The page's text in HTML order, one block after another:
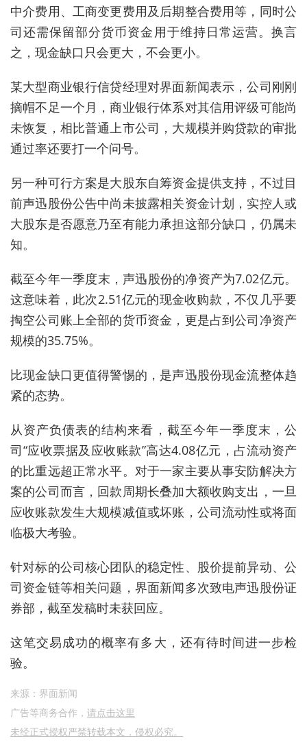
中介费用、工商变更费用及后期整合费用等，同时公
司还需保留部分货币资金用于维持日常运营。换言
之，现金缺口只会更大，不会更小。
某大型商业银行信贷经理对界面新闻表示，公司刚刚
摘帽不足一个月，商业银行体系对其信用评级可能尚
未恢复，相比普通上市公司， 大规模并购贷款的审批
通过率还要打一个问号。
另一种可行方案是大股东自筹资金提供支持，不过目
前声迅股份公告中尚未披露相关资金计划，实控人或
大股东是否愿意乃至有能力承担这部分缺口，仍属未
知。
截至今年一季度末，声迅股份的净资产为7.02亿元。
这意味着，此次2.51亿元的现金收购款，不仅几乎要
掏空公司账上全部的货币资金，更是占到公司净资产
规模的35.75%。
比现金缺口更值得警惕的，是声迅股份现金流整体趋
紧的态势。
从资产负债表的结构来看，截至今年一季度末，公
司“应收票据及应收账款”高达4.08亿元，占流动资产
的比重远超正常水平。对于一家主要从事安防解决方
案的公司而言，回款周期长叠加大额收购支出，一旦
应收账款发生大规模减值或坏账，公司流动性或将面
临极大考验。
针对标的公司核心团队的稳定性、股价提前异动、公
司资金链等相关问题，界面新闻多次致电声迅股份证
券部，截至发稿时未获回应。
这笔交易成功的概率有多大，还有待时间进一步检
验。
来源：界面新闻
广告等商务合作， 请点击这里
未经正式授权严禁转载本文，侵权必究。